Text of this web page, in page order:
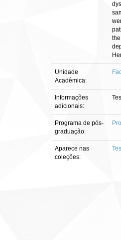
Unidade
Acadêmica:
Informações
adicionais:
Programa de pós-
graduação:
Aparece nas
coleções: